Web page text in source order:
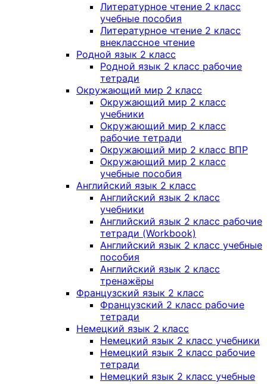
Литературное чтение 2 класс
учебные пособия
Литературное чтение 2 класс
внеклассное чтение
Родной язык 2 класс
Родной язык 2 класс рабочие
тетради
Окружающий мир 2 класс
Окружающий мир 2 класс
учебники
Окружающий мир 2 класс
рабочие тетради
Окружающий мир 2 класс ВПР
Окружающий мир 2 класс
учебные пособия
Английский язык 2 класс
Английский язык 2 класс
учебники
Английский язык 2 класс рабочие
тетради (Workbook)
Английский язык 2 класс учебные
пособия
Английский язык 2 класс
тренажёры
Французский язык 2 класс
Французский 2 класс рабочие
тетради
Немецкий язык 2 класс
Немецкий язык 2 класс учебники
Немецкий язык 2 класс рабочие
тетради
Немецкий язык 2 класс учебные